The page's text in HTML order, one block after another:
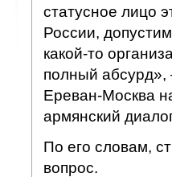
статусное лицо
России,
какой-то
полный
Ереван-Москва
армянский
По его словам,
вопрос.